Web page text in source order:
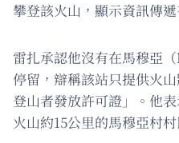
攀登該火山，顯示資訊傳遞
雷扎承認他沒有在馬穆亞
停留，辯稱該站只提供火
登山者發放許可證」。他
火山約15公里的馬穆亞村